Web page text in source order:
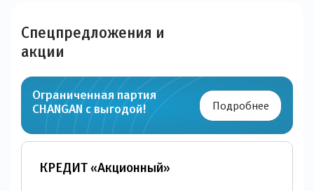
Спецпредложения и
акции
Ограниченная партия
CHANGAN c выгодой!
Подробнее
КРЕДИТ «Акционный»